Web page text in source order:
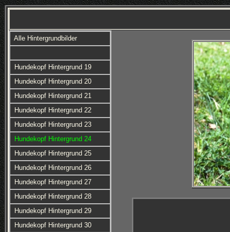
Alle Hintergrundbilder
Hundekopf Hintergrund 19
Hundekopf Hintergrund 20
Hundekopf Hintergrund 21
Hundekopf Hintergrund 22
Hundekopf Hintergrund 23
Hundekopf Hintergrund 24
Hundekopf Hintergrund 25
Hundekopf Hintergrund 26
Hundekopf Hintergrund 27
Hundekopf Hintergrund 28
Hundekopf Hintergrund 29
Hundekopf Hintergrund 30